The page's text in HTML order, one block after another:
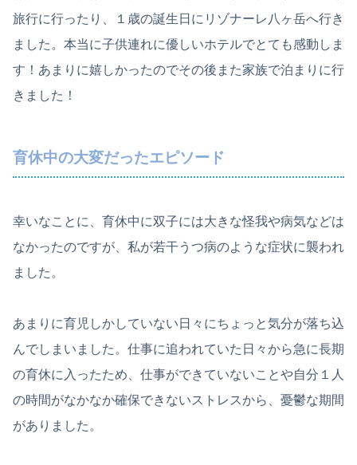
旅行に行ったり、１歳の誕生日にリゾナーレ八ヶ岳へ行き
ました。本当に子供連れに優しいホテルでとても感動しま
す！あまりに嬉しかったのでその後また家族で泊まりに行
きました！
育休中の大変だったエピソード
幸いなことに、育休中に双子には大きな怪我や病気などは
なかったのですが、私が若干うつ病のような症状に襲われ
ました。
あまりに育児しかしていない日々にちょっと気分が落ち込
んでしまいました。仕事に追われていた日々から急に長期
の育休に入ったため、仕事ができていないことや自分１人
の時間がなかなか確保できないストレスから、憂鬱な期間
がありました。